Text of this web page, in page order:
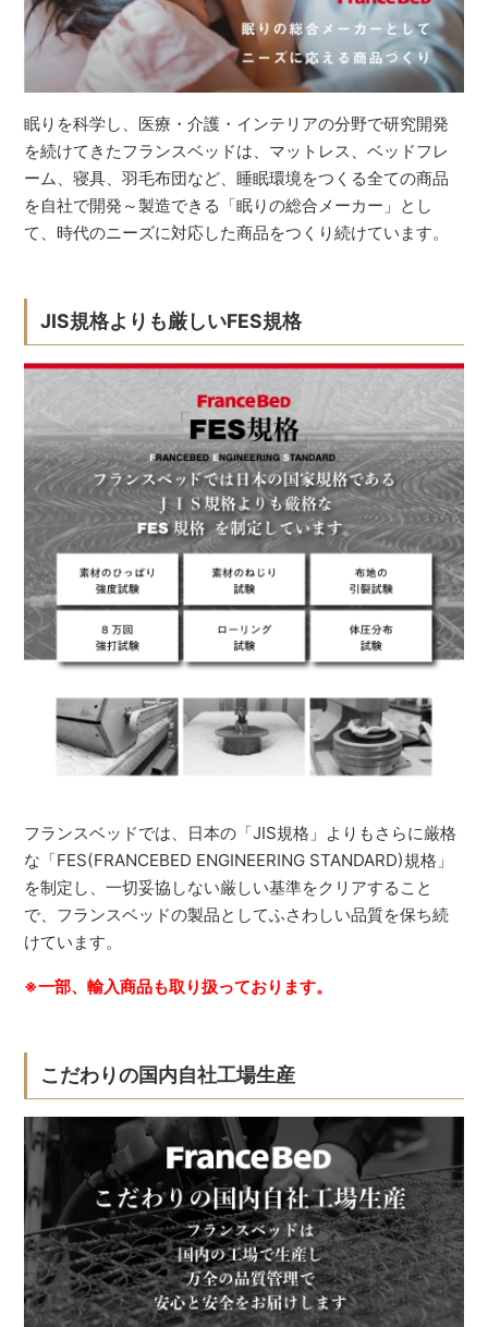
眠りを科学し、医療・介護・インテリアの分野で研究開発
を続けてきたフランスベッドは、マットレス、ベッドフレ
ーム、寝具、羽毛布団など、睡眠環境をつくる全ての商品
を自社で開発～製造できる「眠りの総合メーカー」とし
て、時代のニーズに対応した商品をつくり続けています。
JIS規格よりも厳しいFES規格
フランスベッドでは、日本の「JIS規格」よりもさらに厳格
な「FES(FRANCEBED ENGINEERING STANDARD)規格」
を制定し、一切妥協しない厳しい基準をクリアすること
で、フランスベッドの製品としてふさわしい品質を保ち続
けています。
※一部、輸入商品も取り扱っております。
こだわりの国内自社工場生産